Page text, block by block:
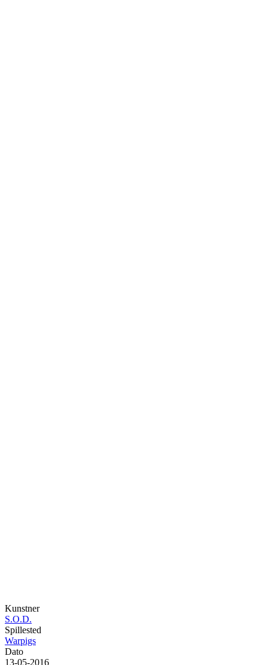
Kunstner
S.O.D.
Spillested
Warpigs
Dato
13-05-2016